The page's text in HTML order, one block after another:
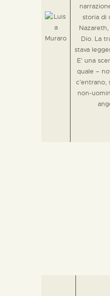
storia di
Dio. La
stava
E’ una
quale –
non-